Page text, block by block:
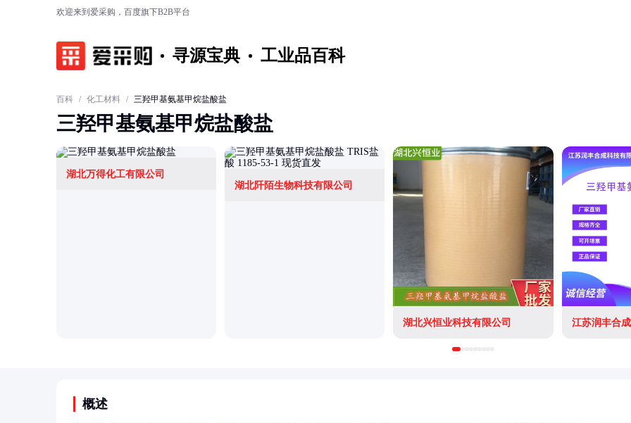
欢迎来到爱采购，百度旗下B2B平台
寻源宝典 工业品百科
百科 / 化工材料 / 三羟甲基氨基甲烷盐酸盐
三羟甲基氨基甲烷盐酸盐
湖北万得化工有限公司
湖北阡陌生物科技有限公司
湖北兴恒业科技有限公司 江苏润丰合
概述